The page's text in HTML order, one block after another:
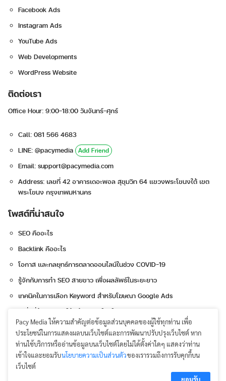
for:
Facebook Ads
Instagram Ads
YouTube Ads
Web Developments
WordPress Website
ติดต่อเรา
Office Hour: 9:00-18:00 วันจันทร์-ศุกร์
Call: 081 566 4683
LINE: @pacymedia Add Friend
Email: support@pacymedia.com
Address: เลขที่ 42 อาคารเดอะพอล สุขุมวิท 64 แขวงพระโขนงใต้ เขต
พระโขนง กรุงเทพมหานคร
โพสต์ที่น่าสนใจ
SEO คืออะไร
Backlink คืออะไร
โอกาส และกลยุทธ์การตลาดออนไลน์ในช่วง COVID-19
รู้จักกับการทำ SEO สายขาว เพื่อผลลัพธ์ในระยะยาว
เทคนิคในการเลือก Keyword สำหรับโฆษณา Google Ads
6 สิ่งที่ต้องเตรียมให้พร้อมก่อนโปรโมท Instagram
3 หัวใจสำคัญในการทำ Content Marketing
โฆษณาวิดีโอ Ad Sequencing ลูกเล่นใหม่จาก YouTube
Pacy Media ให้ความสำคัญต่อข้อมูลส่วนบุคคลของผู้ใช้ทุกท่าน เพื่อ
ประโยชน์ในการแสดงผลบนเว็บไซต์และการพัฒนาปรับปรุงเว็บไซต์ หาก
ท่านใช้บริการหรืออ่านข้อมูลบนเว็บไซต์โดยไม่ได้ตั้งค่าใดๆ แสดงว่าท่าน
เข้าใจและยอมรับนโยบายความเป็นส่วนตัวของเรารวมถึงการรับคุกกี้บน
เว็บไซต์
ยอมรับ